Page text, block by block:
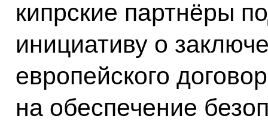
кипрские партнёры
инициативу о
европейского
на обеспечение